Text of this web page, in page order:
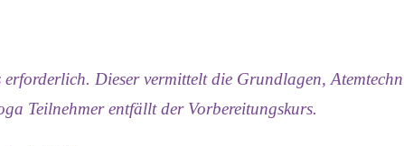
erforderlich. Dieser vermittelt die Grundlagen,
Teilnehmer entfällt der Vorbereitungskurs.